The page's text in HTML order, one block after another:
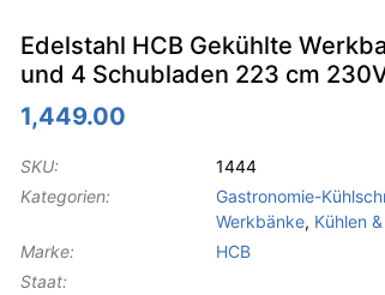
Edelstahl HCB Gekühlte
und 4 Schubladen 223 cm
1,449.00
SKU:
1444
Kategorien:
Gastronomie-
Werkbänke, Kühlen
Marke:
HCB
Staat: